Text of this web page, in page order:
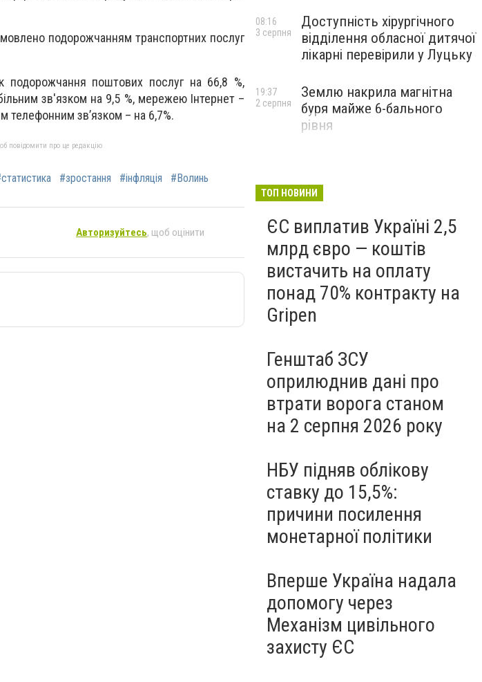
подорожчанням транспортних послуг
подорожчання поштових послуг на 66,8 %,
зв'язком на 9,5 %, мережею Інтернет –
телефонним зв’язком – на 6,7%.
повідомити про це редакцію
#зростання #інфляція #Волинь
Авторизуйтесь, щоб оцінити
Доступність хірургічного
відділення обласної дитячої
лікарні перевірили у Луцьку
08:16
3 серпня
Землю накрила магнітна
буря майже 6-бального
рівня
19:37
2 серпня
ТОП НОВИНИ
ЄС виплатив Україні 2,5
млрд євро — коштів
вистачить на оплату
понад 70% контракту на
Gripen
Генштаб ЗСУ
оприлюднив дані про
втрати ворога станом
на 2 серпня 2026 року
НБУ підняв облікову
ставку до 15,5%:
причини посилення
монетарної політики
Вперше Україна надала
допомогу через
Механізм цивільного
захисту ЄС